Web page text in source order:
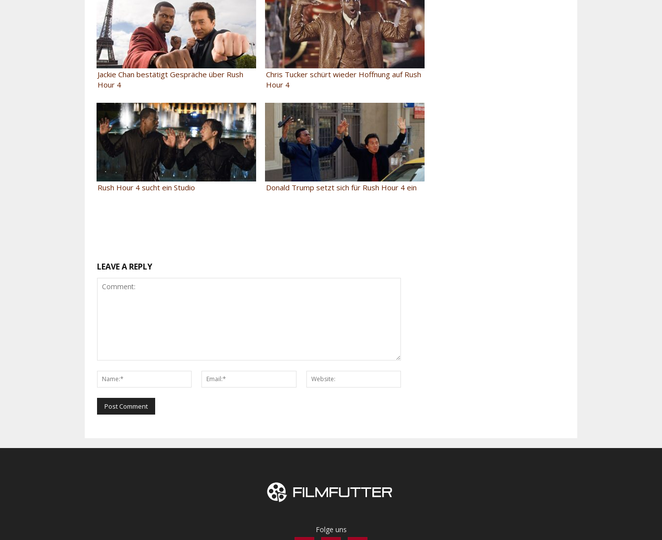
Jackie Chan bestätigt Gespräche über Rush
Hour 4
Chris Tucker schürt wieder Hoffnung auf Rush
Hour 4
Rush Hour 4 sucht ein Studio Donald Trump setzt sich für Rush Hour 4 ein
LEAVE A REPLY
Name:*
Email:*
Folge uns